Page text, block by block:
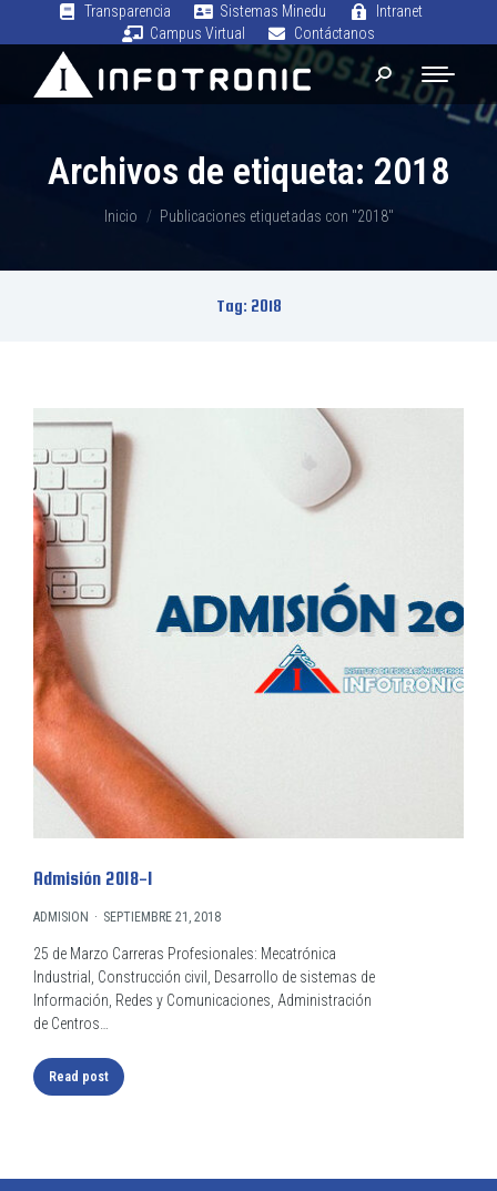
Transparencia Sistemas Minedu
Intranet
Campus Virtual
Contáctanos
Archivos de etiqueta: 2018
Estás aquí:
Inicio Publicaciones etiquetadas con "2018"
Tag: 2018
Admisión 2018-1
ADMISION SEPTIEMBRE 21, 2018
25 de Marzo Carreras Profesionales: Mecatrónica
Industrial, Construcción civil, Desarrollo de sistemas de
Información, Redes y Comunicaciones, Administración
de Centros…
Read post